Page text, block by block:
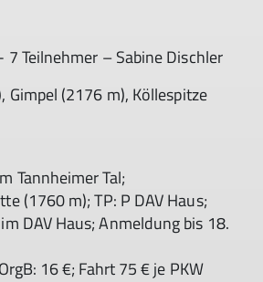
7 Teilnehmer – Sabine Dischler
Gimpel (2176 m), Köllespitze
Tannheimer Tal;
(1760 m); TP: P DAV Haus;
DAV Haus; Anmeldung bis 18.
16 €; Fahrt 75 € je PKW